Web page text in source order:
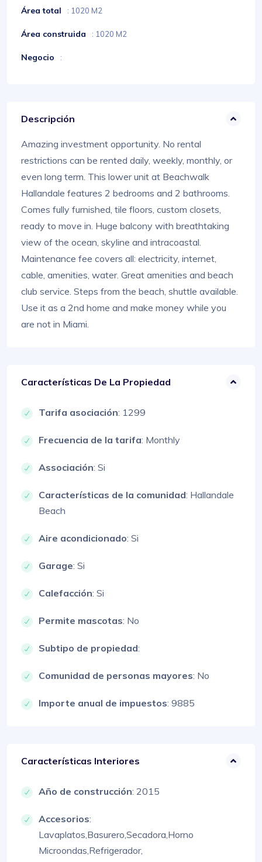
Área total : 1020 M2
Área construida : 1020 M2
Negocio :
Descripción
Amazing investment opportunity. No rental
restrictions can be rented daily, weekly, monthly, or
even long term. This lower unit at Beachwalk
Hallandale features 2 bedrooms and 2 bathrooms.
Comes fully furnished, tile floors, custom closets,
ready to move in. Huge balcony with breathtaking
view of the ocean, skyline and intracoastal.
Maintenance fee covers all: electricity, internet,
cable, amenities, water. Great amenities and beach
club service. Steps from the beach, shuttle available.
Use it as a 2nd home and make money while you
are not in Miami.
Características De La Propiedad
Tarifa asociación: 1299
Frecuencia de la tarifa: Monthly
Associación: Si
Características de la comunidad: Hallandale
Beach
Aire acondicionado: Si
Garage: Si
Calefacción: Si
Permite mascotas: No
Subtipo de propiedad:
Comunidad de personas mayores: No
Importe anual de impuestos: 9885
Características Interiores
Año de construcción: 2015
Accesorios:
Lavaplatos,Basurero,Secadora,Horno
Microondas,Refrigerador,